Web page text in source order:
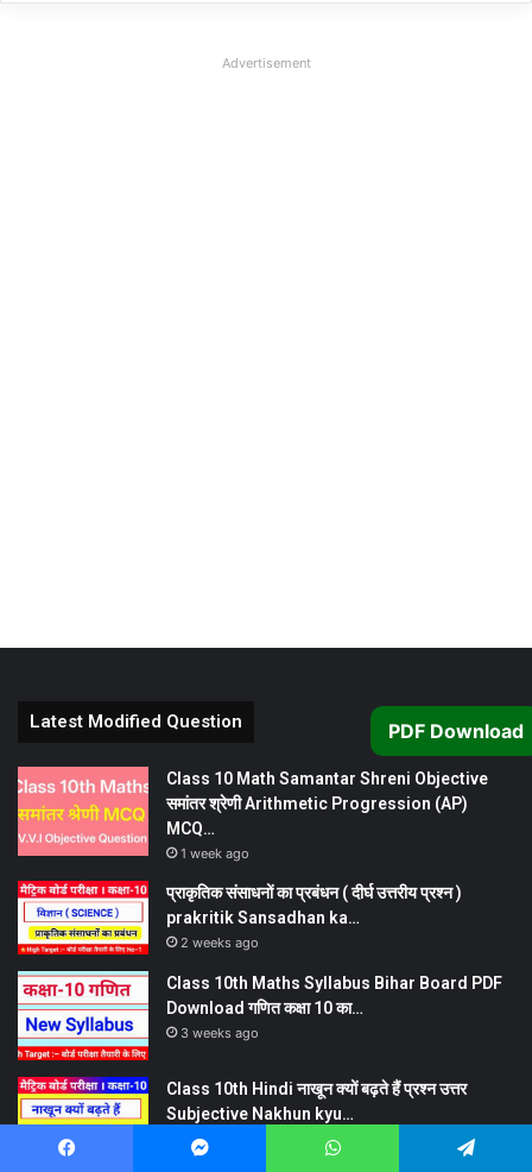
Advertisement
Latest Modified Question
Class 10 Math Samantar Shreni Objective
समांतर श्रेणी Arithmetic Progression (AP)
MCQ…
1 week ago
प्राकृतिक संसाधनों का प्रबंधन ( दीर्घ उत्तरीय प्रश्न )
prakritik Sansadhan ka…
2 weeks ago
Class 10th Maths Syllabus Bihar Board PDF
Download गणित कक्षा 10 का…
3 weeks ago
Class 10th Hindi नाखून क्यों बढ़ते हैं प्रश्न उत्तर
Subjective Nakhun kyu…
3 weeks ago
PDF Download